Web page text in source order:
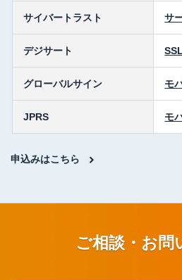
サイバートラスト サ
デジサート
グローバルサイン モ
JPRS モ
申込みはこちら
ご相談・お問